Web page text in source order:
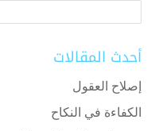
أحدث المقالات
إصلاح العقول
الكفاءة في النكاح